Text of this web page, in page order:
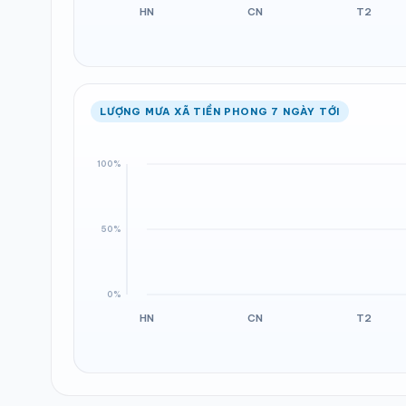
LƯỢNG MƯA XÃ TIỀN PHONG 7 NGÀY TỚI